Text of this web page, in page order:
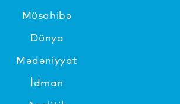
Müsahibə
Dünya
Mədəniyyat
İdman